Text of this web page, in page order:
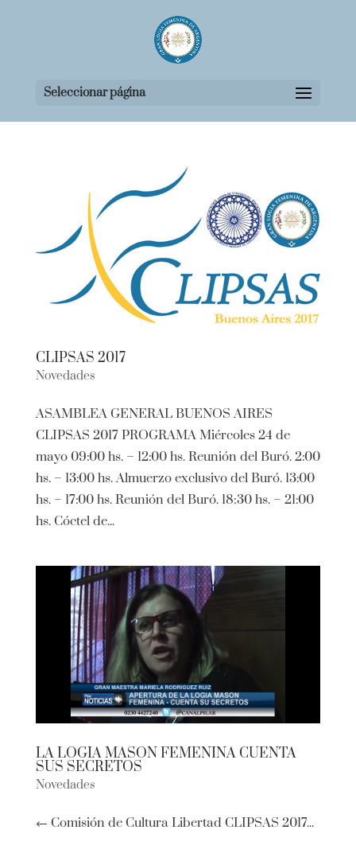
Seleccionar página
CLIPSAS 2017
Novedades
ASAMBLEA GENERAL BUENOS AIRES
CLIPSAS 2017 PROGRAMA Miércoles 24 de
mayo 09:00 hs. – 12:00 hs. Reunión del Buró. 2:00
hs. – 13:00 hs. Almuerzo exclusivo del Buró. 13:00
hs. – 17:00 hs. Reunión del Buró. 18:30 hs. – 21:00
hs. Cóctel de...
LA LOGIA MASON FEMENINA CUENTA
SUS SECRETOS
Novedades
← Comisión de Cultura Libertad CLIPSAS 2017...